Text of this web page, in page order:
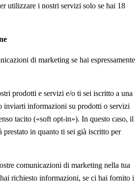
utilizzare i nostri servizi solo se hai 18
di marketing se hai espressamente
prodotti e servizi e/o ti sei iscritto a una
inviarti informazioni su prodotti o servizi
tacito («soft opt-in»). In questo caso, il
prestato in quanto ti sei già iscritto per
comunicazioni di marketing nella tua
richiesto informazioni, se ci hai fornito i